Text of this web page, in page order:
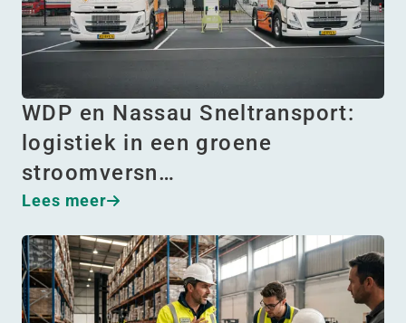
WDP en Nassau Sneltransport:
logistiek in een groene
stroomversn…
Lees meer